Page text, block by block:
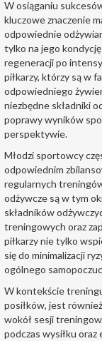
W osiąganiu
kluczowe znaczenie
odpowiednie
tylko na jego
regeneracji po
piłkarzy, którzy są w
odpowiedniego
niezbędne składniki
poprawy wyników
perspektywie.
Młodzi sportowcy
odpowiednim
regularnych
odżywcze są w tym
składników
treningowych oraz
piłkarzy nie tylko
się do minimalizacji
ogólnego
W kontekście
posiłków, jest
wokół sesji
podczas wysiłku